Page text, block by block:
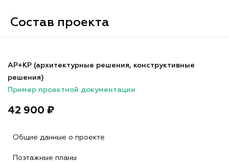
Состав проекта
АР+КР (архитектурные решения, конструктивные
решения)
Пример проектной документации
42 900 ₽
Общие данные о проекте
Поэтажные планы